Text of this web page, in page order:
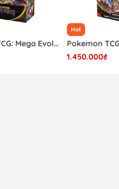
Pokemon TCG: Mega Evolution - Pitch Black Booster Box (36 Pack)
Hot
1.450.000₫